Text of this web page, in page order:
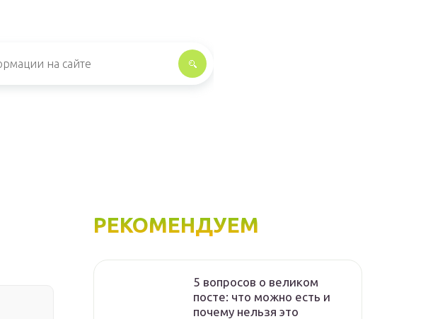
РЕКОМЕНДУЕМ
5 вопросов о великом
посте: что можно есть и
почему нельзя это